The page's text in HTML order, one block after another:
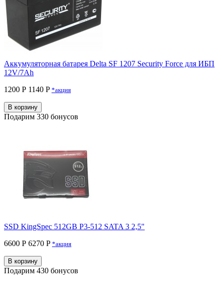
Аккумуляторная батарея Delta SF 1207 Security Force для ИБП
12V/7Ah
1200 Р 1140 P *акция
В корзину
Подарим 330 бонусов
SSD KingSpec 512GB P3-512 SATA 3 2,5"
6600 Р 6270 P *акция
В корзину
Подарим 430 бонусов